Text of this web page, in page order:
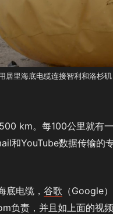
居里海底电缆连接智利和洛杉矶
km。每100公里就有
和YouTube数据传输的
底电缆， 谷歌 （Google
负责，并且如上面的视